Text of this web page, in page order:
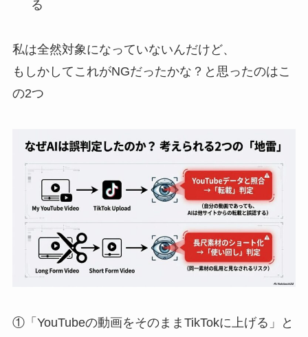
る
私は全然対象になっていないんだけど、
もしかしてこれがNGだったかな？と思ったのはこ
の2つ
①「YouTubeの動画をそのままTikTokに上げる」と